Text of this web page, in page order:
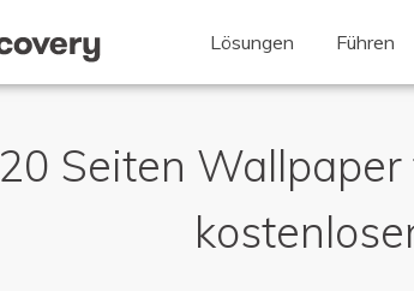
Lösungen Führen
20 Seiten